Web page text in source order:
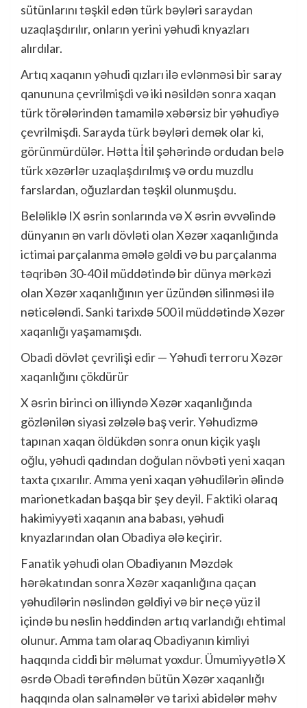
sütünlarını təşkil edən türk bəyləri saraydan
uzaqlaşdırılır, onların yerini yəhudi knyazları
alırdılar.
Artıq xaqanın yəhudi qızları ilə evlənməsi bir saray
qanununa çevrilmişdi və iki nəsildən sonra xaqan
türk törələrindən tamamilə xəbərsiz bir yəhudiyə
çevrilmişdi. Sarayda türk bəyləri demək olar ki,
görünmürdülər. Hətta İtil şəhərində ordudan belə
türk xəzərlər uzaqlaşdırılmış və ordu muzdlu
farslardan, oğuzlardan təşkil olunmuşdu.
Beləliklə IX əsrin sonlarında və X əsrin əvvəlində
dünyanın ən varlı dövləti olan Xəzər xaqanlığında
ictimai parçalanma əmələ gəldi və bu parçalanma
təqribən 30-40 il müddətində bir dünya mərkəzi
olan Xəzər xaqanlığının yer üzündən silinməsi ilə
nəticələndi. Sanki tarixdə 500 il müddətində Xəzər
xaqanlığı yaşamamışdı.
Obadi dövlət çevrilişi edir — Yəhudi terroru Xəzər
xaqanlığını çökdürür
X əsrin birinci on illiyndə Xəzər xaqanlığında
gözlənilən siyasi zəlzələ baş verir. Yəhudizmə
tapınan xaqan öldükdən sonra onun kiçik yaşlı
oğlu, yəhudi qadından doğulan növbəti yeni xaqan
taxta çıxarılır. Amma yeni xaqan yəhudilərin əlində
marionetkadan başqa bir şey deyil. Faktiki olaraq
hakimiyyəti xaqanın ana babası, yəhudi
knyazlarından olan Obadiya ələ keçirir.
Fanatik yəhudi olan Obadiyanın Məzdək
hərəkatından sonra Xəzər xaqanlığına qaçan
yəhudilərin nəslindən gəldiyi və bir neçə yüz il
içində bu nəslin həddindən artıq varlandığı ehtimal
olunur. Amma tam olaraq Obadiyanın kimliyi
haqqında ciddi bir məlumat yoxdur. Ümumiyyətlə X
əsrdə Obadi tərəfindən bütün Xəzər xaqanlığı
haqqında olan salnamələr və tarixi abidələr məhv